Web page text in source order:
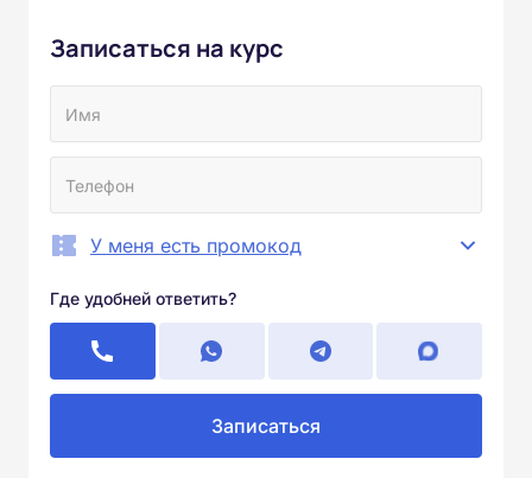
Записаться на курс
У меня есть промокод
Где удобней ответить?
Записаться